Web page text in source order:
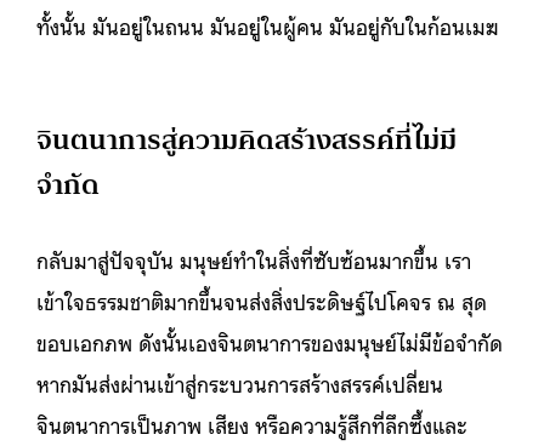
ทั้งนั้น มันอยู่ในถนน มันอยู่ในผู้คน มันอยู่กับในก้อนเมฆ
จินตนาการสู่ความคิดสร้างสรรค์ที่ไม่มี
จำกัด
กลับมาสู่ปัจจุบัน มนุษย์ทำในสิ่งที่ซับซ้อนมากขึ้น เรา
เข้าใจธรรมชาติมากขึ้นจนส่งสิ่งประดิษฐ์ไปโคจร ณ สุด
ขอบเอกภพ ดังนั้นเองจินตนาการของมนุษย์ไม่มีข้อจำกัด
หากมันส่งผ่านเข้าสู่กระบวนการสร้างสรรค์เปลี่ยน
จินตนาการเป็นภาพ เสียง หรือความรู้สึกที่ลึกซึ้งและ